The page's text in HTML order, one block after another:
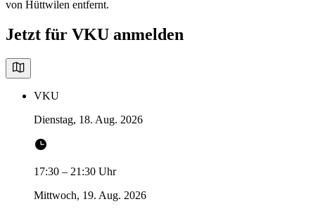
von Hüttwilen entfernt.
Jetzt für VKU anmelden
VKU
Dienstag, 18. Aug. 2026
17:30 – 21:30 Uhr
Mittwoch, 19. Aug. 2026